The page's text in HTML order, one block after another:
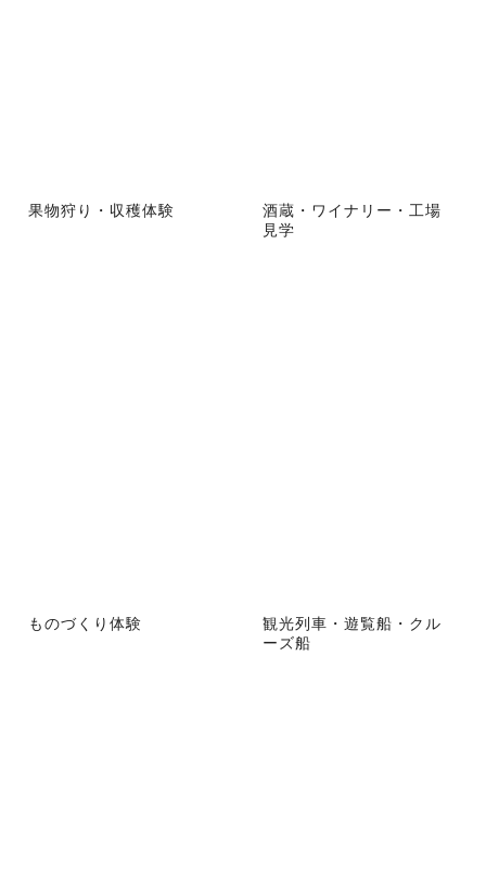
果物狩り・収穫体験
酒蔵・ワイナリー・工場
見学
ものづくり体験
観光列車・遊覧船・クル
ーズ船